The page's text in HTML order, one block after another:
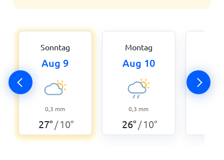
Sonntag
Aug 9
0,3 mm
27° /10°
Montag
Aug 10
0,3 mm
26° /10°